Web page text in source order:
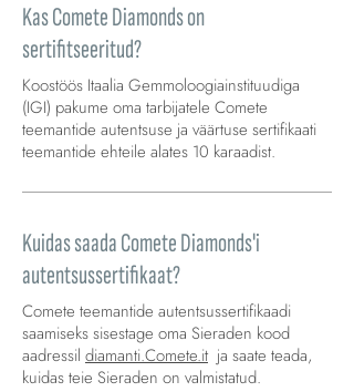
Kas Comete Diamonds on
sertifitseeritud?
Koostöös Itaalia Gemmoloogiainstituudiga
(IGI) pakume oma tarbijatele Comete
teemantide autentsuse ja väärtuse sertifikaati
teemantide ehteile alates 10 karaadist.
Kuidas saada Comete Diamonds'i
autentsussertifikaat?
Comete teemantide autentsussertifikaadi
saamiseks sisestage oma Sieraden kood
aadressil diamanti.Comete.it ja saate teada,
kuidas teie Sieraden on valmistatud.